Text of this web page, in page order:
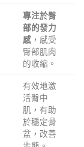
專注於臀
部的發力
感 ，感受
臀部肌肉
的收縮。
有效地激
活臀中
肌，有助
於穩定骨
盆，改善